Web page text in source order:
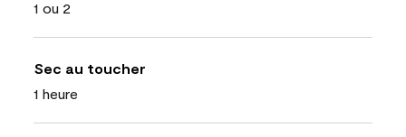
1 ou 2
Sec au toucher
1 heure